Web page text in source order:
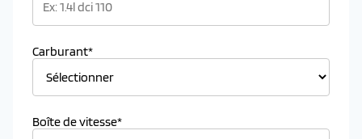
Carburant*
Boîte de vitesse*